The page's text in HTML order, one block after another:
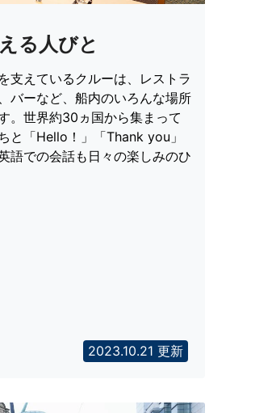
る人びと
支えているクルーは、レストラ
バーなど、船内のいろんな場所
。世界約30ヵ国から集まって
と「Hello！」「Thank you」
語での会話も日々の楽しみのひ
2023.10.21 更新